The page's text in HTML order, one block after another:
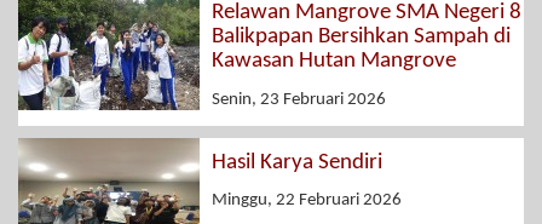
Relawan Mangrove SMA Negeri 8
Balikpapan Bersihkan Sampah di
Kawasan Hutan Mangrove
Senin, 23 Februari 2026
Hasil Karya Sendiri
Minggu, 22 Februari 2026